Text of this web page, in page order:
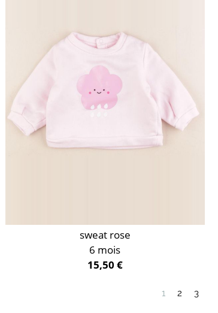
sweat rose
6 mois
15,50 €
1 2 3